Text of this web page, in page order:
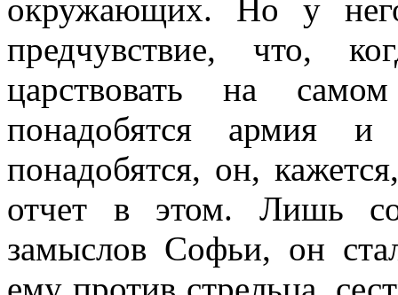
окружающих. Но у
предчувствие, что,
царствовать на
понадобятся армия
понадобятся, он,
отчет в этом. Лишь
замыслов Софьи, он